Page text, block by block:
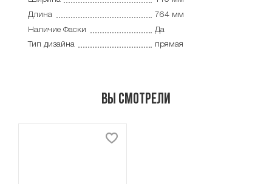
Длина
764 мм
Наличие Фаски
Да
Тип дизайна
прямая
Вы смотрели